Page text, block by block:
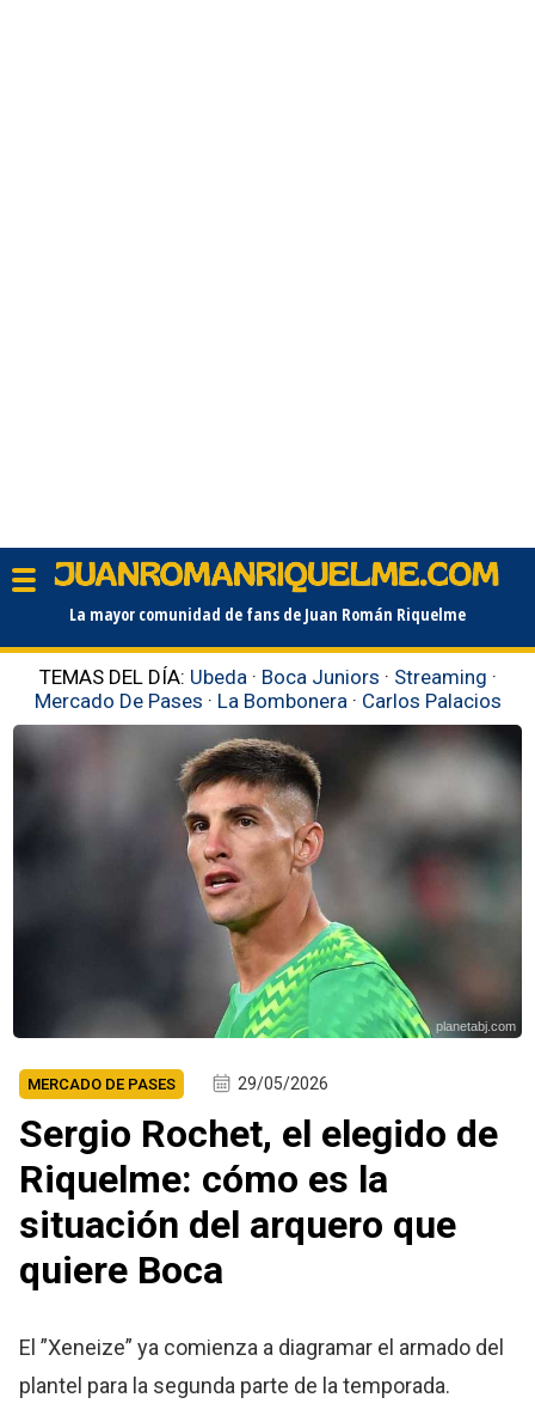
La mayor comunidad de fans de Juan Román Riquelme
TEMAS DEL DÍA: Ubeda · Boca Juniors · Streaming ·
Mercado De Pases · La Bombonera · Carlos Palacios
planetabj.com
MERCADO DE PASES 29/05/2026
Sergio Rochet, el elegido de
Riquelme: cómo es la
situación del arquero que
quiere Boca
El ”Xeneize” ya comienza a diagramar el armado del
plantel para la segunda parte de la temporada.